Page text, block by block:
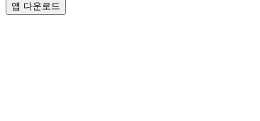
앱 다운로드